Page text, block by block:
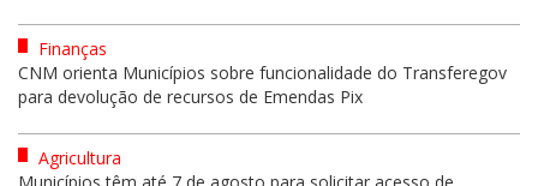
Finanças
CNM orienta Municípios sobre funcionalidade do Transferegov
para devolução de recursos de Emendas Pix
Agricultura
Municípios têm até 7 de agosto para solicitar acesso de